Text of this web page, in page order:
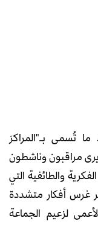
تُسمى بـ"المراكز
مراقبون وناشطون
والطائفية التي
غرس أفكار متشددة
لزعيم الجماعة